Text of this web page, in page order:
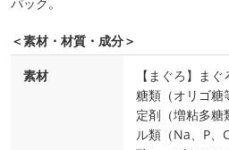
パック。
＜素材・材質・成分＞
素材
【まぐろ】ま
糖類（オリゴ糖
定剤（増粘多糖
ル類（Na、P、